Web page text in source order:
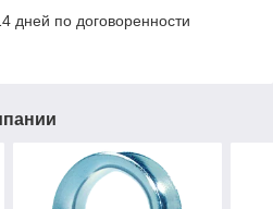
дней по договоренности